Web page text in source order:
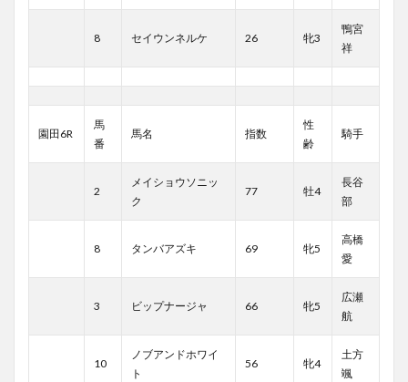
8 セイウンネルケ 26 牝3
鴨宮
祥
園田6R
馬
番
馬名 指数
性
齢
騎手
2
メイショウソニッ
ク
77 牡4
長谷
部
8 タンバアズキ 69 牝5
高橋
愛
3 ビップナージャ 66 牝5
広瀬
航
10
ノブアンドホワイ
ト
56 牝4
土方
颯